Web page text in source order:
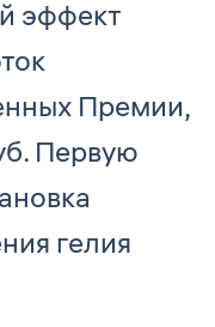
эффект
Премии,
Первую
гелия